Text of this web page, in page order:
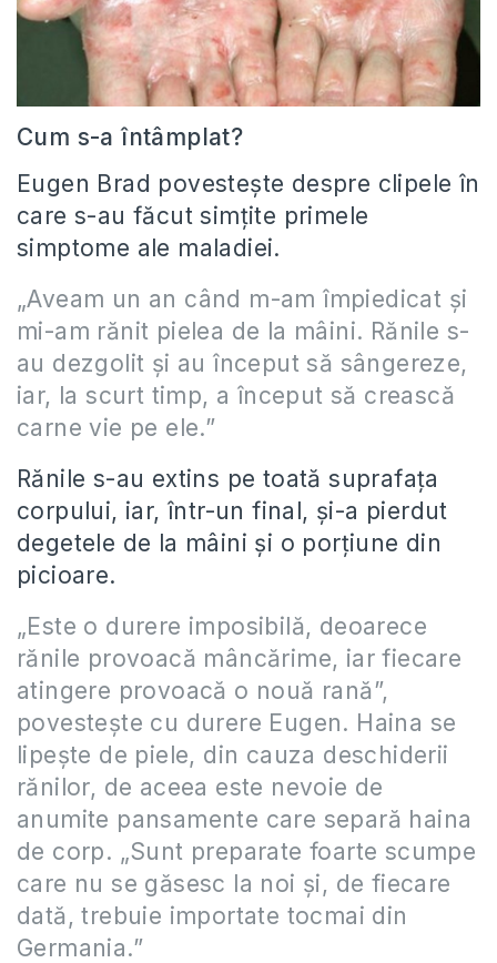
Cum s-a întâmplat?
Eugen Brad povesteşte despre clipele în
care s-au făcut simţite primele
simptome ale maladiei.
„Aveam un an când m-am împiedicat şi
mi-am rănit pielea de la mâini. Rănile s-
au dezgolit şi au început să sângereze,
iar, la scurt timp, a început să crească
carne vie pe ele.”
Rănile s-au extins pe toată suprafaţa
corpului, iar, într-un final, şi-a pierdut
degetele de la mâini şi o porţiune din
picioare.
„Este o durere imposibilă, deoarece
rănile provoacă mâncărime, iar fiecare
atingere provoacă o nouă rană”,
povesteşte cu durere Eugen. Haina se
lipeşte de piele, din cauza deschiderii
rănilor, de aceea este nevoie de
anumite pansamente care separă haina
de corp. „Sunt preparate foarte scumpe
care nu se găsesc la noi şi, de fiecare
dată, trebuie importate tocmai din
Germania.”